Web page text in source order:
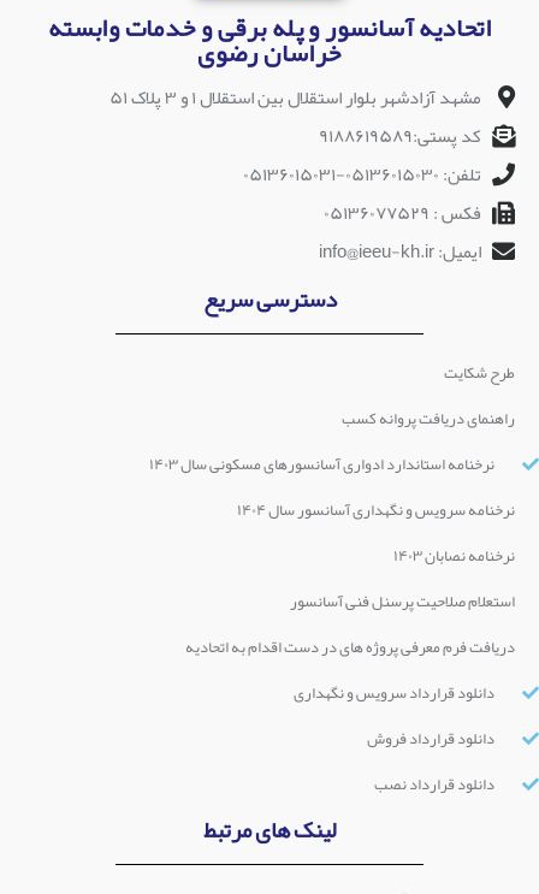
اتحادیه آسانسور و پله برقی و خدمات وابسته
خراسان رضوی
مشهد آزادشهر بلوار استقلال بین استقلال ۱ و ۳ پلاک ۵۱
کد پستی:۹۱۸۸۶۱۹۵۸۹
تلفن: ۰۵۱۳۶۰۱۵۰۳۰-۰۵۱۳۶۰۱۵۰۳۱
فکس : ۰۵۱۳۶۰۷۷۵۲۹
ایمیل: info@ieeu-kh.ir
دسترسی سریع
طرح شکایت
راهنمای دریافت پروانه کسب
نرخنامه استاندارد ادواری آسانسورهای مسکونی سال ۱۴۰۳
نرخنامه سرویس و نگهداری آسانسور سال ۱۴۰۴
نرخنامه نصابان ۱۴۰۳
استعلام صلاحیت پرسنل فنی آسانسور
دریافت فرم معرفی پروژه های در دست اقدام به اتحادیه
دانلود قرارداد سرویس و نگهداری
دانلود قرارداد فروش
دانلود قرارداد نصب
لینک های مرتبط